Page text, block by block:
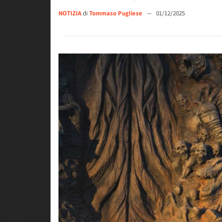
NOTIZIAdi Tommaso Pugliese — 01/12/2025